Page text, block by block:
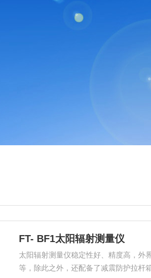
FT- BF1太阳辐射测量仪
太阳辐射测量仪稳定性好、精度高，外
等，除此之外，还配备了减震防护拉杆